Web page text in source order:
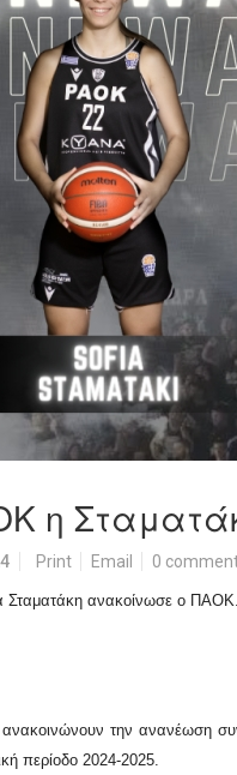
η
Print Email 0
Σταματάκη ανακοίνωσε ο ΠΑΟΚ.
την ανανέωση
περίοδο 2024-2025.